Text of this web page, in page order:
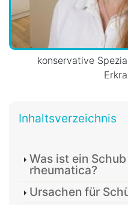
konservative
Inhaltsverzeichnis
Was ist ein
rheumatica?
Ursachen für